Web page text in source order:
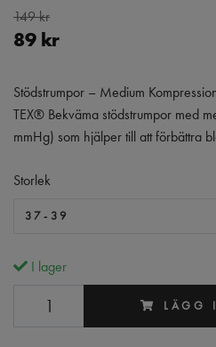
149 kr
89 kr
Stödstrumpor – Medium
TEX® Bekväma stödstrumpor med
mmHg) som hjälper till att förbättra
Storlek
37-39
I lager
LÄGG